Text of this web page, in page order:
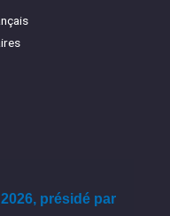
présidé par